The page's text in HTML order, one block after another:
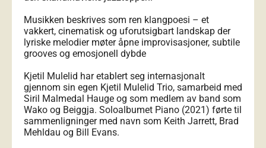
Musikken beskrives som ren klangpoesi – et
vakkert, cinematisk og uforutsigbart landskap der
lyriske melodier møter åpne improvisasjoner, subtile
grooves og emosjonell dybde
Kjetil Mulelid har etablert seg internasjonalt
gjennom sin egen Kjetil Mulelid Trio, samarbeid med
Siril Malmedal Hauge og som medlem av band som
Wako og Beiggja. Soloalbumet Piano (2021) førte til
sammenligninger med navn som Keith Jarrett, Brad
Mehldau og Bill Evans.